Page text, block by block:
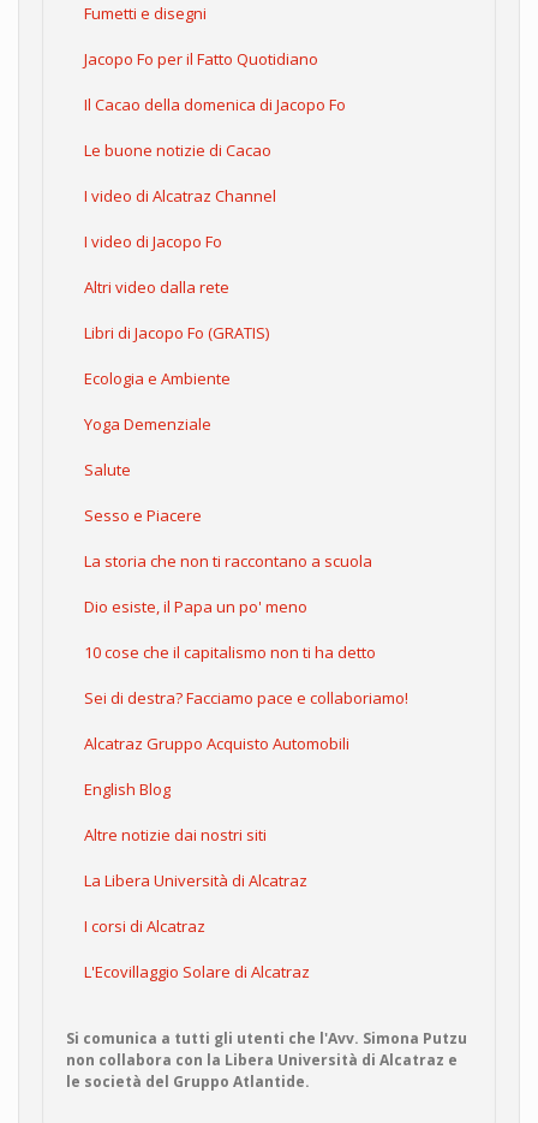
Fumetti e disegni
Jacopo Fo per il Fatto Quotidiano
Il Cacao della domenica di Jacopo Fo
Le buone notizie di Cacao
I video di Alcatraz Channel
I video di Jacopo Fo
Altri video dalla rete
Libri di Jacopo Fo (GRATIS)
Ecologia e Ambiente
Yoga Demenziale
Salute
Sesso e Piacere
La storia che non ti raccontano a scuola
Dio esiste, il Papa un po' meno
10 cose che il capitalismo non ti ha detto
Sei di destra? Facciamo pace e collaboriamo!
Alcatraz Gruppo Acquisto Automobili
English Blog
Altre notizie dai nostri siti
La Libera Università di Alcatraz
I corsi di Alcatraz
L'Ecovillaggio Solare di Alcatraz
Si comunica a tutti gli utenti che l'Avv. Simona Putzu
non collabora con la Libera Università di Alcatraz e
le società del Gruppo Atlantide.